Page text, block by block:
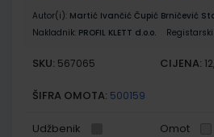
Autor(i): Martić Ivančić Čupić Brničević
Nakladnik: PROFIL KLETT d.o.o.
SKU: 567065 CIJENA:
ŠIFRA OMOTA: 500159
Udžbenik Omot